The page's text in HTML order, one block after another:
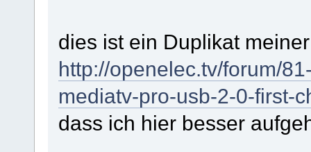
dies ist ein Duplikat
http://openelec.tv/forum/
mediatv-pro-usb-2-0-first-
dass ich hier besser